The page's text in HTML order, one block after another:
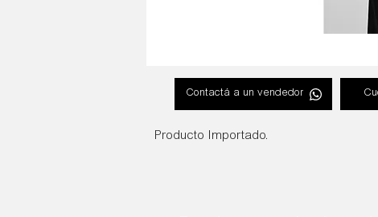
Contactá a un vendedor
Producto Importado.